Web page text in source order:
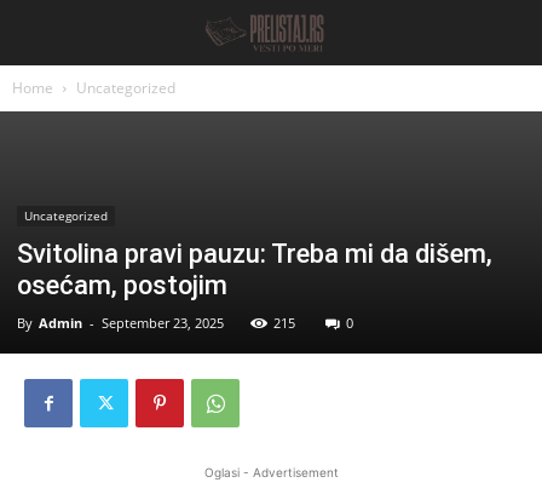
Home Uncategorized
Uncategorized
Svitolina pravi pauzu: Treba mi da dišem,
osećam, postojim
By Admin - September 23, 2025 215 0
Oglasi - Advertisement